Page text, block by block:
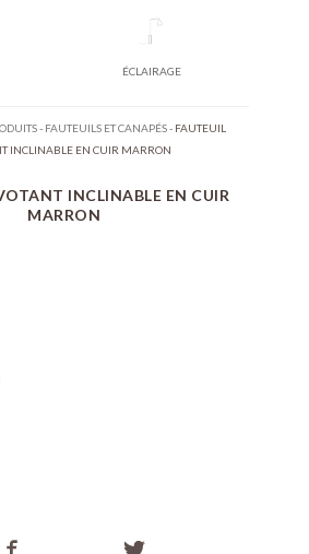
ÉCLAIRAGE
- FAUTEUILS ET CANAPÉS- FAUTEUIL
INCLINABLE EN CUIR MARRON
INCLINABLE EN CUIR
MARRON